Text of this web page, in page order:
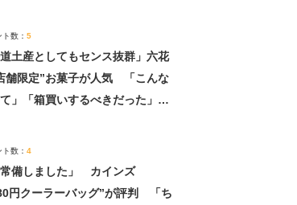
数： 5
道土産としてもセンス抜群」六花
舗限定”お菓子が人気 「こんな
」「箱買いするべきだった」
数： 4
常備しました」 カインズ
円クーラーバッグ”が評判 「ち